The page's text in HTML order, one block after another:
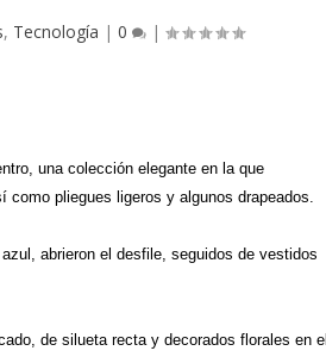
, Tecnología |0 |
una colección elegante en la que
pliegues ligeros y algunos drapeados.
abrieron el desfile, seguidos de vestidos
de silueta recta y decorados florales en el